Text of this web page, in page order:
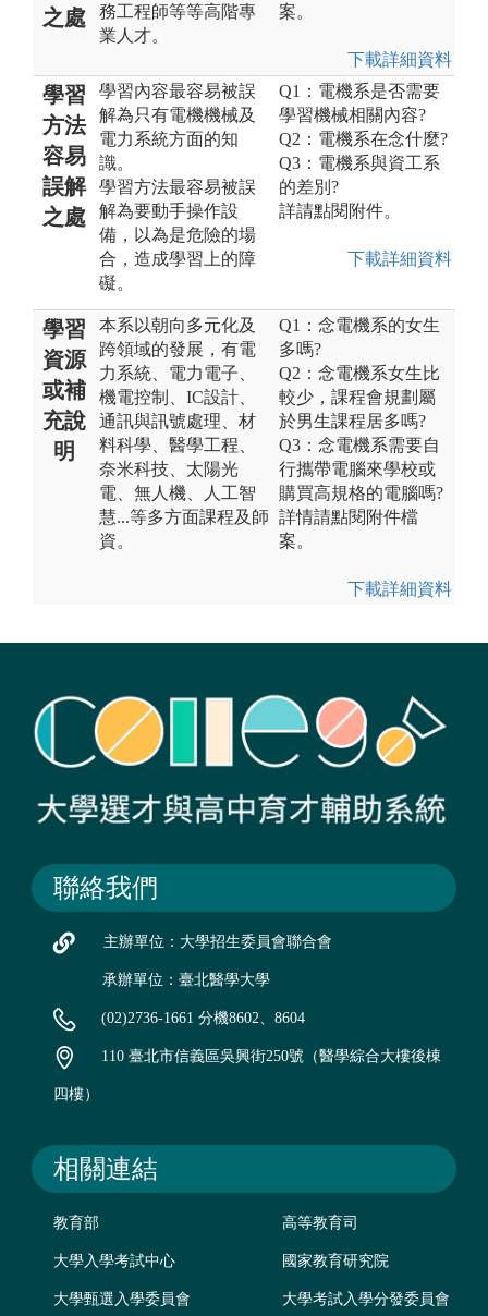
之處
務工程師等等高階專
業人才。
案。
下載詳細資料
學習
方法
容易
誤解
之處
學習內容最容易被誤
解為只有電機機械及
電力系統方面的知
識。
學習方法最容易被誤
解為要動手操作設
備，以為是危險的場
合，造成學習上的障
礙。
Q1：電機系是否需要
學習機械相關內容?
Q2：電機系在念什麼?
Q3：電機系與資工系
的差別?
詳請點閱附件。
下載詳細資料
學習
資源
或補
充說
明
本系以朝向多元化及
跨領域的發展，有電
力系統、電力電子、
機電控制、IC設計、
通訊與訊號處理、材
料科學、醫學工程、
奈米科技、太陽光
電、無人機、人工智
慧...等多方面課程及師
資。
Q1：念電機系的女生
多嗎?
Q2：念電機系女生比
較少，課程會規劃屬
於男生課程居多嗎?
Q3：念電機系需要自
行攜帶電腦來學校或
購買高規格的電腦嗎?
詳情請點閱附件檔
案。
下載詳細資料
聯絡我們
主辦單位：大學招生委員會聯合會
承辦單位：臺北醫學大學
(02)2736-1661 分機8602、8604
110 臺北市信義區吳興街250號（醫學綜合大樓後棟
四樓）
相關連結
教育部 高等教育司
大學入學考試中心 國家教育研究院
大學甄選入學委員會 大學考試入學分發委員會